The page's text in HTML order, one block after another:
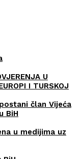
U
I TURSKOJ
član Vijeća
BiH
u medijima uz